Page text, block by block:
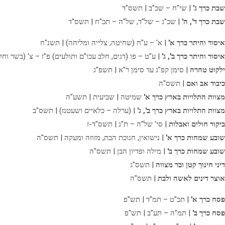
שבת כרך ג' | שי"ח – שכ"ב | תשס"ד
שבת כרך ד', ה' | שכ"ג – של"ד, של"ה – תכ"ח | תשס"ד
איסור והיתר כרך א' | א' – ע"ח (שחיטה, צלייה ומליחה) | תשנ"ח
איסור והיתר כרך ב', ג' | ע"ט – פו (דגים, חלב עכו"ם ותולעים) פ"ז – צ' (בשר
ילקוט טהרה | סימן קפ"ג עד סימן ר"א | תשפ"ג
כיבוד אב ואם | תשס"ה
מצוות התלויות בארץ כרך א' שמיטה | שביעית | תשע"ה
מצוות התלויות בארץ כרך ב', ג' | (ערלה – כלאיים ושעטנז) | תשס"ב
ביקור חולים ואבלות | סי' של"ה – ת"ג | תשס"ד-ז
שובע שמחות כרך א' | נישואין, חנוכת הבת, מזוזה ומעקה | תשס"ה
שובע שמחות כרך ב' | מילה ופדיון הבן | תשס"ה
דיני חינוך קטן ובר מצווה | תשס"ג
אוצר דינים לאשה ולבת | תשס"ה
פסח כרך א' | תכ"ט – תמ"ד | תש"פ
פסח כרך ב' | תמ"ה – תע"ב | תש"פ